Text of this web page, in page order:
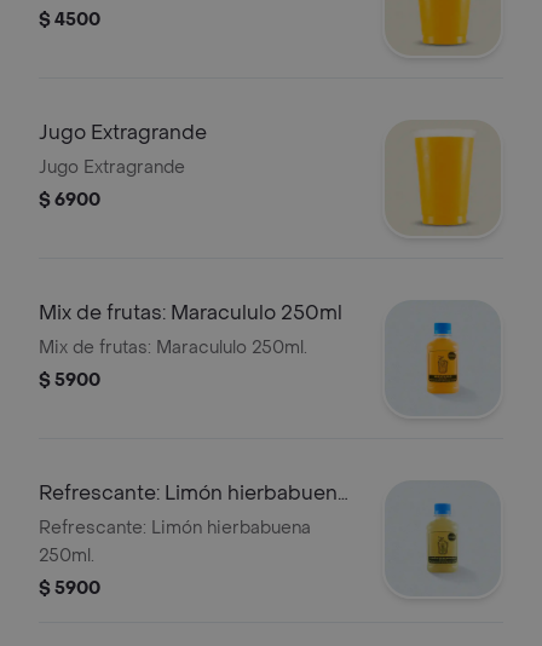
$ 4500
Jugo Extragrande
Jugo Extragrande
$ 6900
Mix de frutas: Maracululo 250ml
Mix de frutas: Maracululo 250ml.
$ 5900
Refrescante: Limón hierbabuena
250ml
Refrescante: Limón hierbabuena
250ml.
$ 5900